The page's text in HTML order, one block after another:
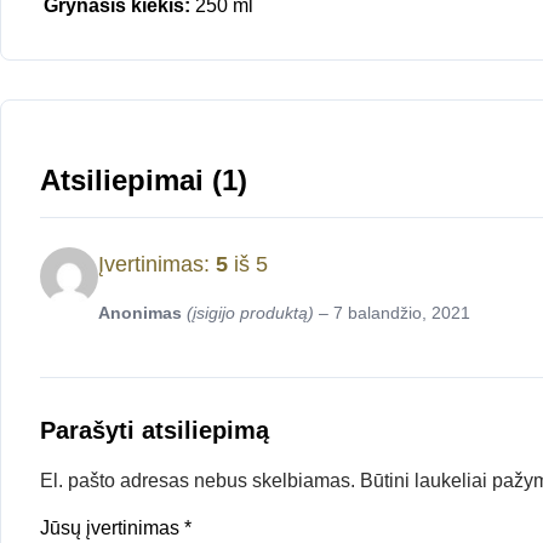
Grynasis kiekis: 250 ml
Atsiliepimai (1)
Įvertinimas: 5 iš 5
Anonimas (įsigijo produktą) – 7 balandžio, 2021
Parašyti atsiliepimą
El. pašto adresas nebus skelbiamas. Būtini laukeliai
Jūsų įvertinimas *